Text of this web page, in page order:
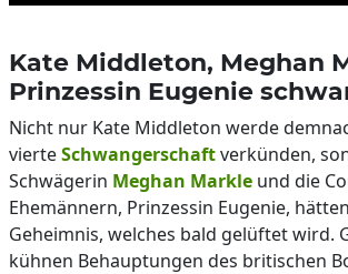
Kate Middleton, Meghan
Prinzessin Eugenie
Nicht nur Kate Middleton werde
vierteSchwangerschaftverkünden,
Schwägerin Meghan Markle und die
Ehemännern, Prinzessin Eugenie,
Geheimnis, welches bald gelüftet wird.
kühnen Behauptungen des britischen